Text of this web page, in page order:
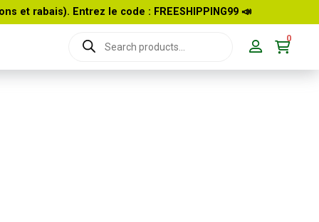
et rabais). Entrez le code : FREESHIPPING99 📣
Recherche
produits
0